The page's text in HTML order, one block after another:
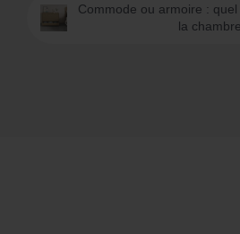
Commode ou armoire :
la